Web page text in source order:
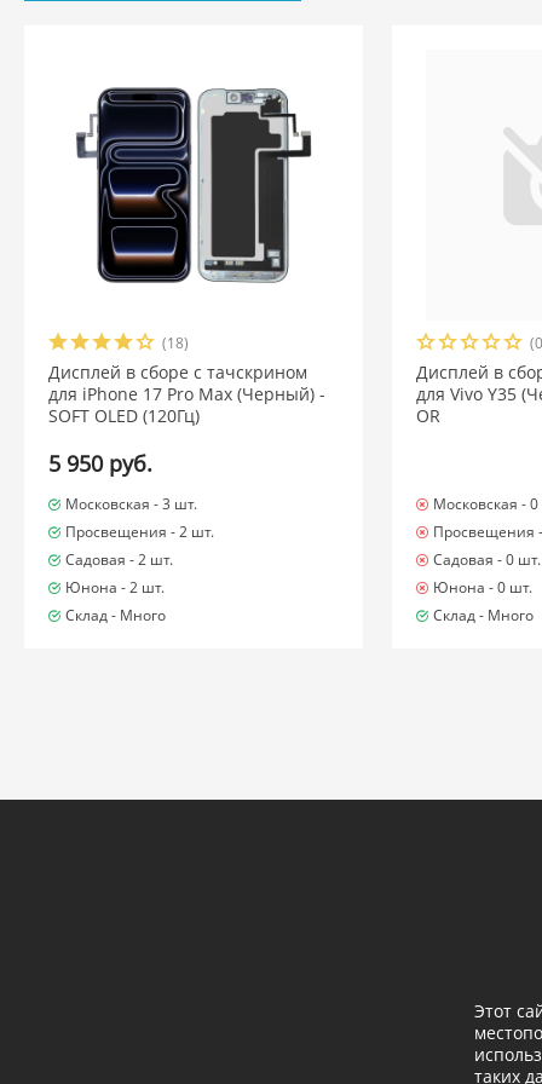
(18)
Дисплей в сборе с тачскрином
для iPhone 17 Pro Max (Черный) -
SOFT OLED (120Гц)
5 950 руб.
Московская -3 шт.
Просвещения -2 шт.
Садовая -2 шт.
Юнона -2 шт.
Склад - Много
Дисплей в
для Vivo Y35
OR
Московская -0
Просвещения
Садовая -0 шт.
Юнона -0 шт.
Склад - Много
Этот
таких